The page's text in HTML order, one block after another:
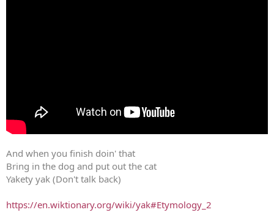
And when you finish doin' that
Bring in the dog and put out the cat
Yakety yak (Don't talk back)
https://en.wiktionary.org/wiki/yak#Etymology_2